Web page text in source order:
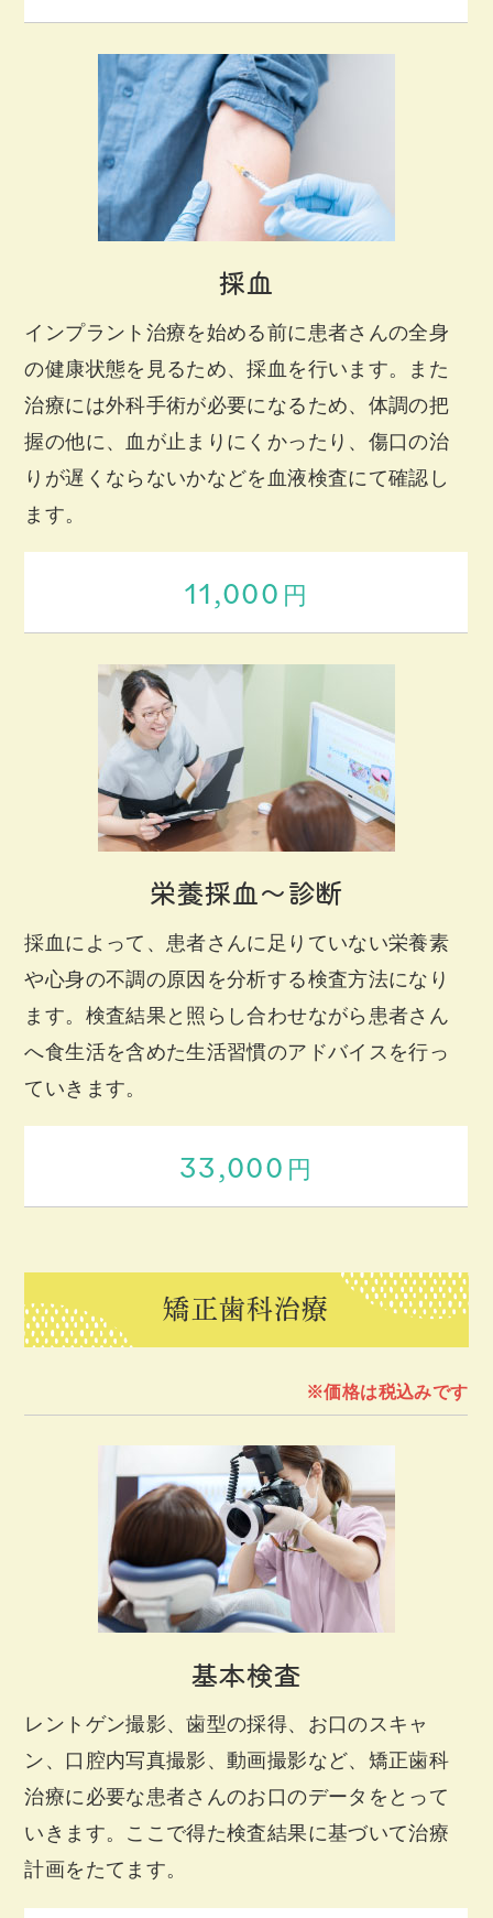
採血
インプラント治療を始める前に患者さんの全身
の健康状態を見るため、採血を行います。また
治療には外科手術が必要になるため、体調の把
握の他に、血が止まりにくかったり、傷口の治
りが遅くならないかなどを血液検査にて確認し
ます。
11,000 円
栄養採血〜診断
採血によって、患者さんに足りていない栄養素
や心身の不調の原因を分析する検査方法になり
ます。検査結果と照らし合わせながら患者さん
へ食生活を含めた生活習慣のアドバイスを行っ
ていきます。
33,000 円
矯正歯科治療
※価格は税込みです
基本検査
レントゲン撮影、歯型の採得、お口のスキャ
ン、口腔内写真撮影、動画撮影など、矯正歯科
治療に必要な患者さんのお口のデータをとって
いきます。ここで得た検査結果に基づいて治療
計画をたてます。